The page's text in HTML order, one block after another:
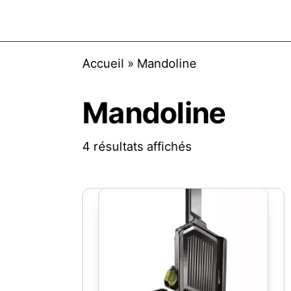
Accueil » Mandoline
Mandoline
4 résultats affichés